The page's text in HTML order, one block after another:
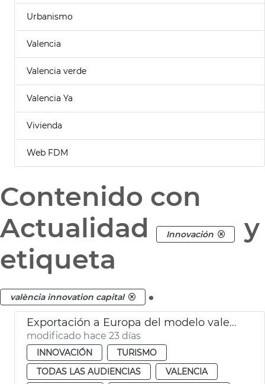
Urbanismo
Valencia
Valencia verde
Valencia Ya
Vivienda
Web FDM
Contenido con
Actualidad
Innovación
y
etiqueta
valència innovation capital .
Exportación a Europa del modelo valenciano de turismo de congresos
modificado hace 23 días
INNOVACIÓN
TURISMO
TODAS LAS AUDIENCIAS
VALENCIA